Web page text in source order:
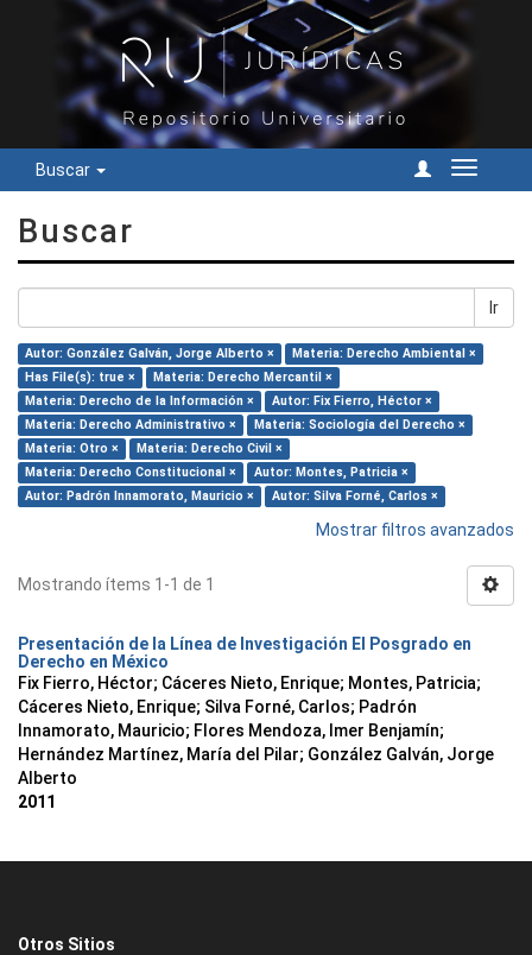
Buscar
Cambiar
Buscar
Ir
Autor: González Galván, Jorge Alberto ×
Materia: Derecho Ambiental ×
Has File(s): true ×
Materia: Derecho Mercantil ×
Materia: Derecho de la Información ×
Autor: Fix Fierro, Héctor ×
Materia: Derecho Administrativo ×
Materia: Sociología del Derecho ×
Materia: Otro ×
Materia: Derecho Civil ×
Materia: Derecho Constitucional ×
Autor: Montes, Patricia ×
Autor: Padrón Innamorato, Mauricio ×
Autor: Silva Forné, Carlos ×
Mostrar filtros avanzados
Mostrando ítems 1-1 de 1
Presentación de la Línea de Investigación El Posgrado en
Derecho en México
Fix Fierro, Héctor; Cáceres Nieto, Enrique; Montes, Patricia;
Cáceres Nieto, Enrique; Silva Forné, Carlos; Padrón
Innamorato, Mauricio; Flores Mendoza, Imer Benjamín;
Hernández Martínez, María del Pilar; González Galván, Jorge
Alberto
2011
Otros Sitios